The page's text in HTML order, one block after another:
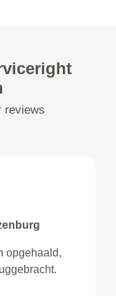
reviews
opgehaald,